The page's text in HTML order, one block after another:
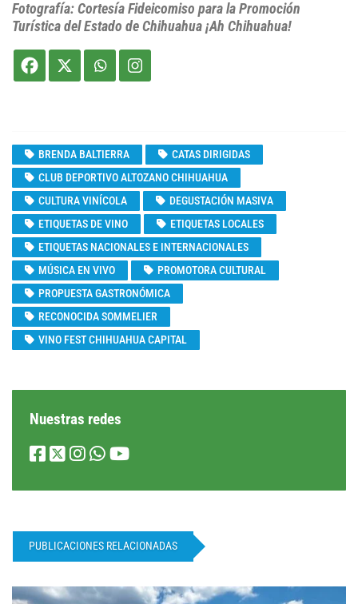
Fotografía: Cortesía Fideicomiso para la Promoción
Turística del Estado de Chihuahua ¡Ah Chihuahua!
BRENDA BALTIERRA
CATAS DIRIGIDAS
CLUB DEPORTIVO ALTOZANO CHIHUAHUA
CULTURA VINÍCOLA
DEGUSTACIÓN MASIVA
ETIQUETAS DE VINO
ETIQUETAS LOCALES
ETIQUETAS NACIONALES E INTERNACIONALES
MÚSICA EN VIVO
PROMOTORA CULTURAL
PROPUESTA GASTRONÓMICA
RECONOCIDA SOMMELIER
VINO FEST CHIHUAHUA CAPITAL
Nuestras redes
PUBLICACIONES RELACIONADAS